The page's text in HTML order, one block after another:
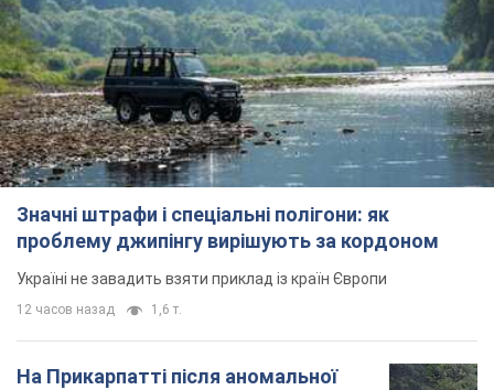
Значні штрафи і спеціальні полігони: як
проблему джипінгу вирішують за кордоном
Україні не завадить взяти приклад із країн Європи
12 часов назад 1,6 т.
На Прикарпатті після аномальної